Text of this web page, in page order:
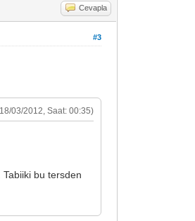
Cevapla
#3
03/2012, Saat: 00:35)
bu tersden